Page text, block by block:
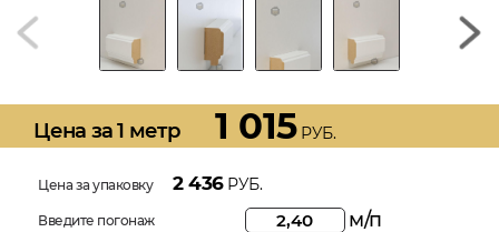
Цена за 1 метр 1 015РУБ.
Цена за упаковку 2 436РУБ.
Введите погонаж м/п